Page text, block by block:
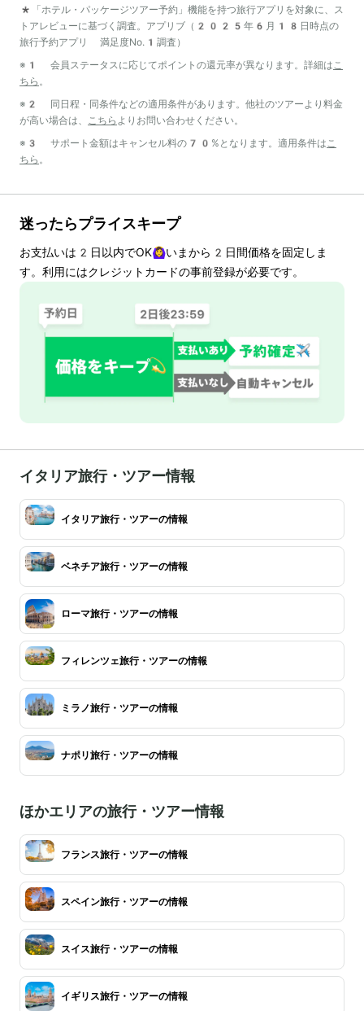
*「ホテル・パッケージツアー予約」機能を持つ旅行アプリを対象に、ス
トアレビューに基づく調査。アプリブ（2025年6月18日時点の
旅行予約アプリ 満足度No.1調査）
※1 会員ステータスに応じてポイントの還元率が異なります。詳細はこ
ちら 。
※2 同日程・同条件などの適用条件があります。他社のツアーより料金
が高い場合は、 こちら よりお問い合わせください。
※3 サポート金額はキャンセル料の70%となります。適用条件はこ
ちら 。
迷ったらプライスキープ
お支払いは 2 日以内でOK🙆‍♀️いまから 2 日間価格を固定しま
す。利用にはクレジットカードの事前登録が必要です。
イタリア旅行・ツアー情報
イタリア旅行・ツアーの情報
ベネチア旅行・ツアーの情報
ローマ旅行・ツアーの情報
フィレンツェ旅行・ツアーの情報
ミラノ旅行・ツアーの情報
ナポリ旅行・ツアーの情報
ほかエリアの旅行・ツアー情報
フランス旅行・ツアーの情報
スペイン旅行・ツアーの情報
スイス旅行・ツアーの情報
イギリス旅行・ツアーの情報